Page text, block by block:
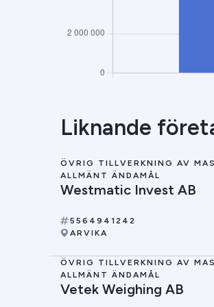
Liknande
ÖVRIG TILLVERKNING AV
ALLMÄNT ÄNDAMÅL
Westmatic Invest AB
5564941242
ARVIKA
ÖVRIG TILLVERKNING AV
ALLMÄNT ÄNDAMÅL
Vetek Weighing AB